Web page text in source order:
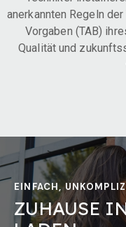
anerkannten Regeln
Vorgaben (TAB)
Qualität und
EINFACH,
ZUHAUSE